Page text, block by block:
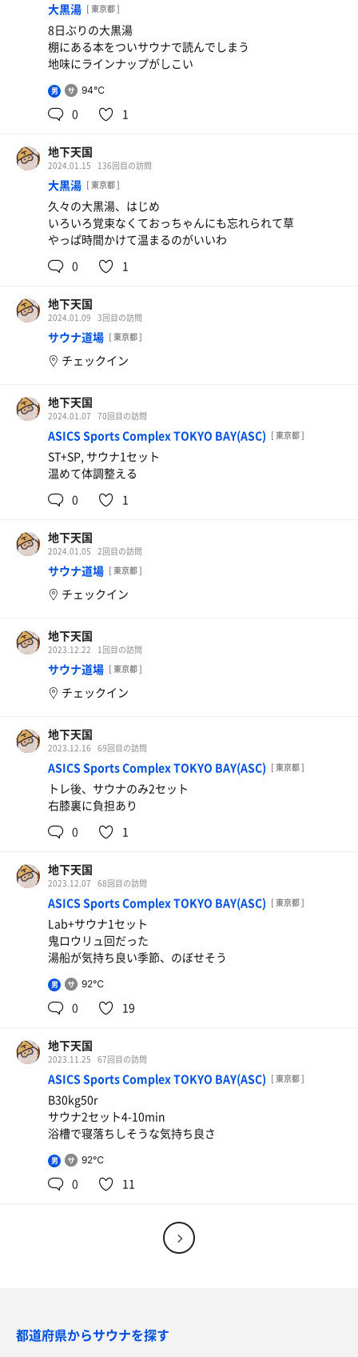
大黒湯 [ 東京都 ]
8日ぶりの大黒湯
棚にある本をついサウナで読んでしまう
地味にラインナップがしこい
男 94℃
0 1
地下天国
2024.01.15 136回目の訪問
大黒湯 [ 東京都 ]
久々の大黒湯、はじめ
いろいろ覚束なくておっちゃんにも忘れられて草
やっぱ時間かけて温まるのがいいわ
0
1
地下天国
2024.01.09 3回目の訪問
サウナ道場 [ 東京都 ]
チェックイン
地下天国
2024.01.07 70回目の訪問
ASICS Sports Complex TOKYO BAY(ASC) [ 東京都 ]
ST+SP, サウナ1セット
温めて体調整える
0
1
地下天国
2024.01.05 2回目の訪問
サウナ道場 [ 東京都 ]
チェックイン
地下天国
2023.12.22 1回目の訪問
サウナ道場 [ 東京都 ]
チェックイン
地下天国
2023.12.16 69回目の訪問
ASICS Sports Complex TOKYO BAY(ASC) [ 東京都 ]
トレ後、サウナのみ2セット
右膝裏に負担あり
0
1
地下天国
2023.12.07 68回目の訪問
ASICS Sports Complex TOKYO BAY(ASC) [ 東京都 ]
Lab+サウナ1セット
鬼ロウリュ回だった
湯船が気持ち良い季節、のぼせそう
男 92℃
0 19
地下天国
2023.11.25 67回目の訪問
ASICS Sports Complex TOKYO BAY(ASC) [ 東京都 ]
B30kg50r
サウナ2セット4-10min
浴槽で寝落ちしそうな気持ち良さ
男 92℃
0 11
都道府県からサウナを探す